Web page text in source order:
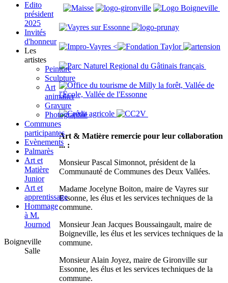
<
Art & Matière remercie pour leur collaboration
... :
Monsieur Pascal Simonnot, président de la
Communauté de Communes des Deux Vallées.
Madame Jocelyne Boiton, maire de Vayres sur
Essonne, les élus et les services techniques de la
commune.
Monsieur Jean Jacques Boussaingault, maire de
Boigneville, les élus et les services techniques de la
commune.
Monsieur Alain Joyez, maire de Gironville sur
Essonne, les élus et les services techniques de la
commune.
Edito
président
2025
Invités
d'honneur
Les
artistes
Peinture
Sculpture
Art
animalier
Gravure
Photographie
Communes
participantes
Evènements
Palmarès
Art et
Matière
Junior
Art et
apprentissage
Hommage
à M.
Journod
Boigneville
Salle